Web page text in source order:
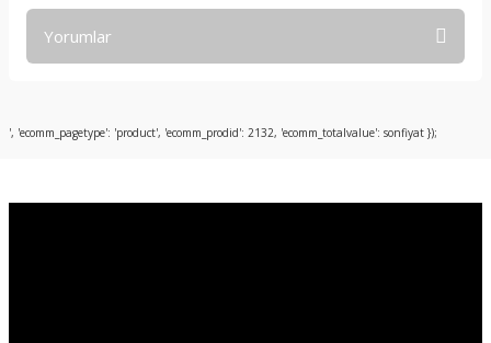
Yorumlar
Bu ürüne ilk yorumu siz yapın!
', 'ecomm_pagetype': 'product', 'ecomm_prodid': 2132, 'ecomm_totalvalue': sonfiyat });